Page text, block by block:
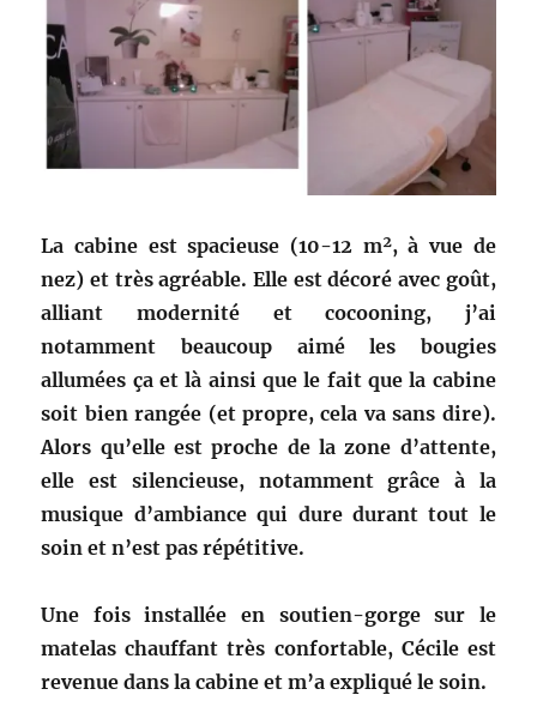
La cabine est spacieuse (10-12 m², à vue de
nez) et très agréable. Elle est décoré avec goût,
alliant modernité et cocooning, j’ai
notamment beaucoup aimé les bougies
allumées ça et là ainsi que le fait que la cabine
soit bien rangée (et propre, cela va sans dire).
Alors qu’elle est proche de la zone d’attente,
elle est silencieuse, notamment grâce à la
musique d’ambiance qui dure durant tout le
soin et n’est pas répétitive.
Une fois installée en soutien-gorge sur le
matelas chauffant très confortable, Cécile est
revenue dans la cabine et m’a expliqué le soin.